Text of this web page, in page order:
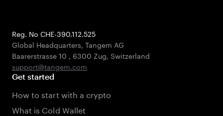
Reg. No CHE-390.112.525
Global Headquarters, Tangem AG
Baarerstrasse 10 , 6300 Zug, Switzerland
support@tangem.com
Get started
How to start with a crypto
What is Cold Wallet